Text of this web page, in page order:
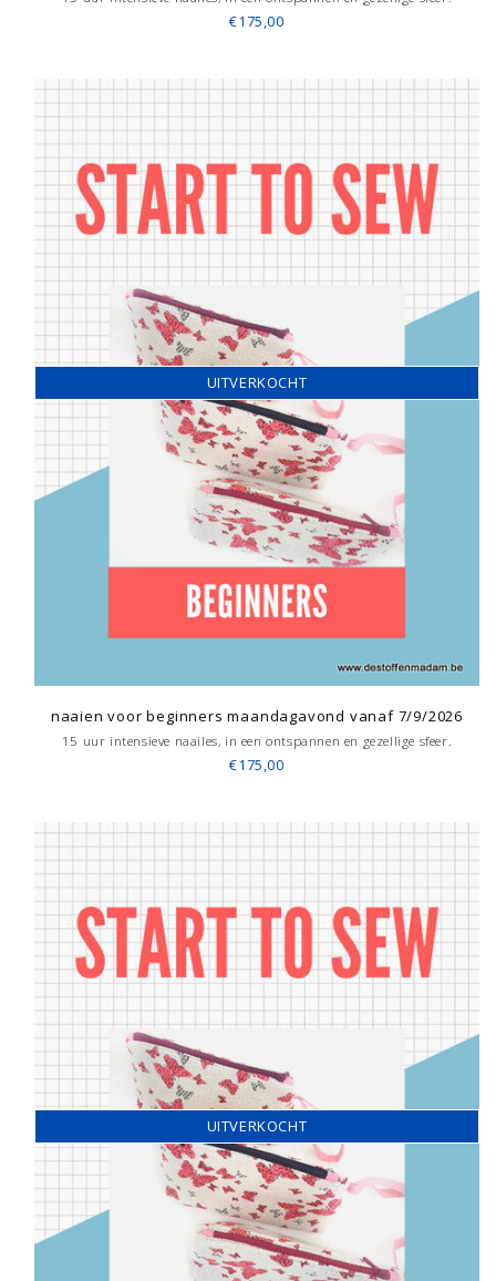
€175,00
UITVERKOCHT
naaien voor beginners maandagavond vanaf 7/9/2026
15 uur intensieve naailes, in een ontspannen en gezellige sfeer.
€175,00
UITVERKOCHT